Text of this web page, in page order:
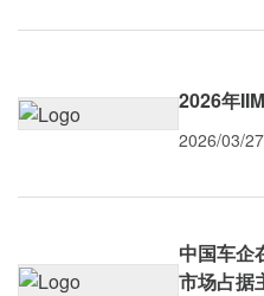
2026年
2026/03/27
中国车企
市场占据